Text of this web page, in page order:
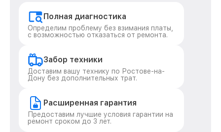
Полная диагностика
Определим проблему без взимания платы,
с возможностью отказаться от ремонта.
Забор техники
Доставим вашу технику по Ростове-на-
Дону без дополнительных трат.
Расширенная гарантия
Предоставим лучшие условия гарантии на
ремонт сроком до 3 лет.